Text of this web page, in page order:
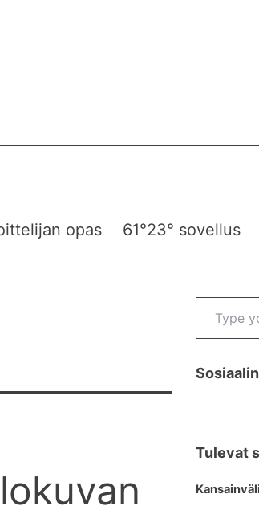
opas 61°23° sovellus
Type your email…
Tulevat